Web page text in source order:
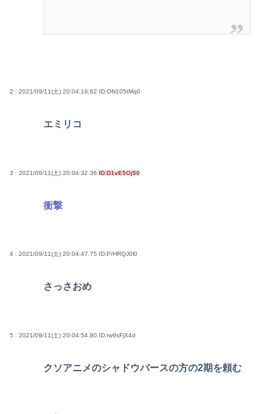
2 : 2021/09/11(土) 20:04:18.62 ID:ON105tMq0
エミリコ
3 : 2021/09/11(土) 20:04:32.36 ID:D1vE5Oj50
衝撃
4 : 2021/09/11(土) 20:04:47.75 ID:P/HRQJ0l0
さっさおめ
5 : 2021/09/11(土) 20:04:54.80 ID:rw9sFjX4d
クソアニメのシャドウバースの方の2期を頼む